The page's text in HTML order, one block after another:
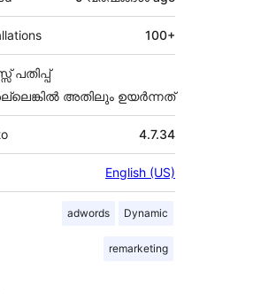
100+
പതിപ്പ്
അതിലും ഉയര്‍ന്നത്
4.7.34
English (US)
adwords Dynamic
remarketing